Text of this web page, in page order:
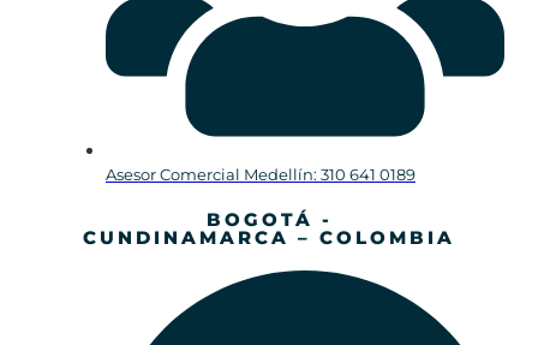
Asesor Comercial Medellín: 310 641 0189
BOGOTÁ -
CUNDINAMARCA – COLOMBIA